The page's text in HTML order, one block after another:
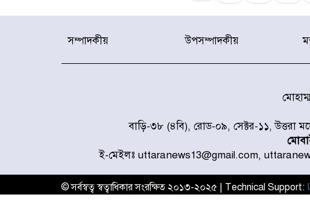
সম্পাদকীয় উপসম্পাদকীয়
বাড়ি-৩৮ (৪বি), রোড-০৯, সেক্টর-১১, উত্তরা
ই-মেইলঃ uttaranews13@gmail.com,
© সর্বস্বত্ব স্বত্বাধিকার সংরক্ষিত ২০১৩-২০২৫ | Technical Support: